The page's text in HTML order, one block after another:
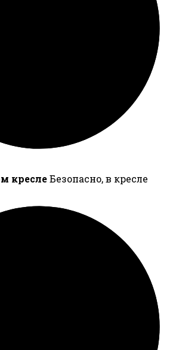
креслеБезопасно, в кресле